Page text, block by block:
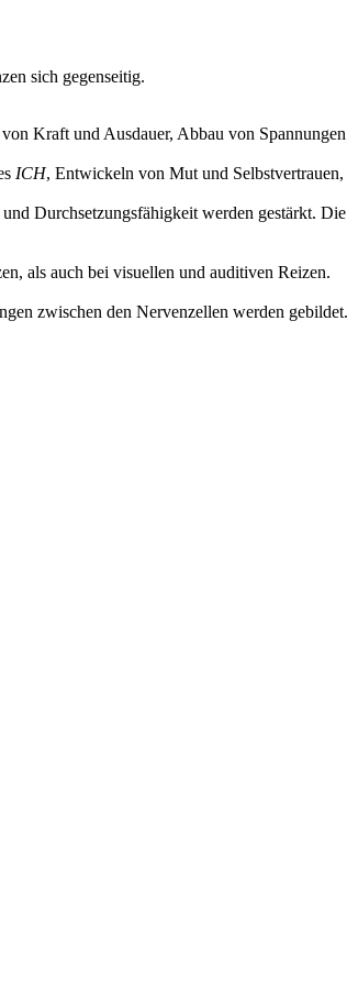
sich gegenseitig.
Kraft und Ausdauer, Abbau von
ICH, Entwickeln von Mut und
Durchsetzungsfähigkeit werden gestärkt.
als auch bei visuellen und auditiven Reizen.
zwischen den Nervenzellen werden gebildet.